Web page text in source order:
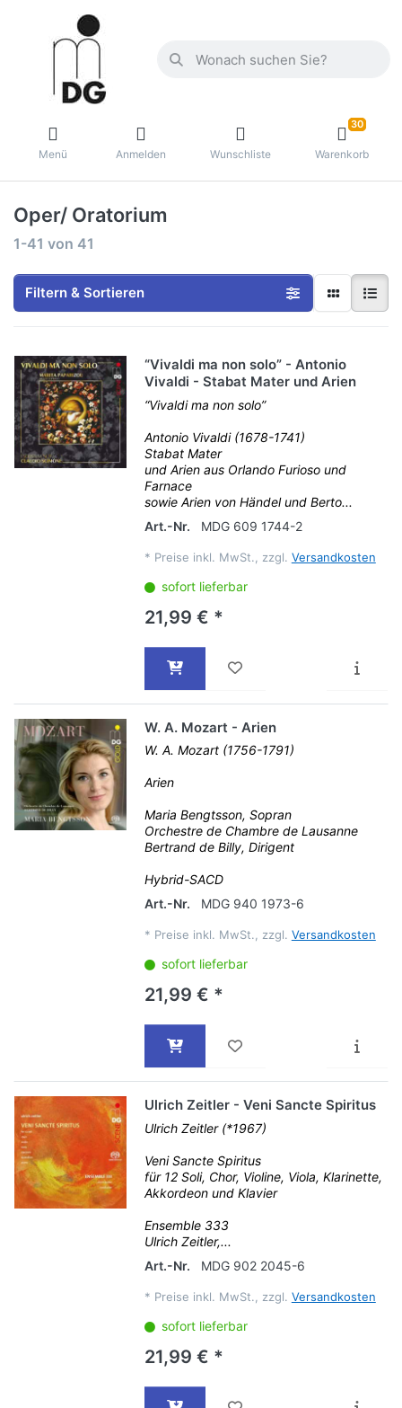
Menü Anmelden Wunschliste
30
Warenkorb
Oper/ Oratorium
1-41 von 41
Filtern & Sortieren
“Vivaldi ma non solo” - Antonio
Vivaldi - Stabat Mater und Arien
“Vivaldi ma non solo”
Antonio Vivaldi (1678-1741)
Stabat Mater
und Arien aus Orlando Furioso und
Farnace
sowie Arien von Händel und Berto...
Art.-Nr.
MDG 609 1744-2
* Preise inkl. MwSt., zzgl. Versandkosten
sofort lieferbar
21,99 € *
W. A. Mozart - Arien
W. A. Mozart (1756-1791)
Arien
Maria Bengtsson, Sopran
Orchestre de Chambre de Lausanne
Bertrand de Billy, Dirigent
Hybrid-SACD
Art.-Nr.
MDG 940 1973-6
* Preise inkl. MwSt., zzgl. Versandkosten
sofort lieferbar
21,99 € *
Ulrich Zeitler - Veni Sancte Spiritus
Ulrich Zeitler (*1967)
Veni Sancte Spiritus
für 12 Soli, Chor, Violine, Viola, Klarinette,
Akkordeon und Klavier
Ensemble 333
Ulrich Zeitler,...
Art.-Nr.
MDG 902 2045-6
* Preise inkl. MwSt., zzgl. Versandkosten
sofort lieferbar
21,99 € *